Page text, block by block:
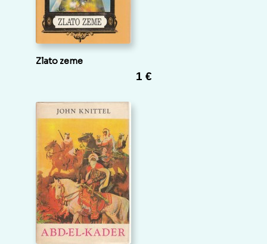
Zlato zeme
1 €